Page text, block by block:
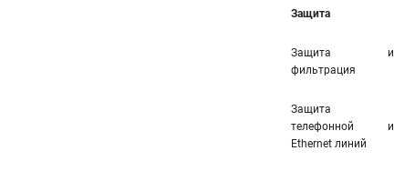
Защита
Защита и
фильтрация
Защита
телефонной и
Ethernet линий